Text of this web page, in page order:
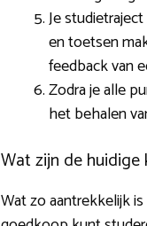
Je
en toetsen
feedback van
Zodra je alle
het behalen
Wat zijn de huidige
Wat zo aantrekkelijk